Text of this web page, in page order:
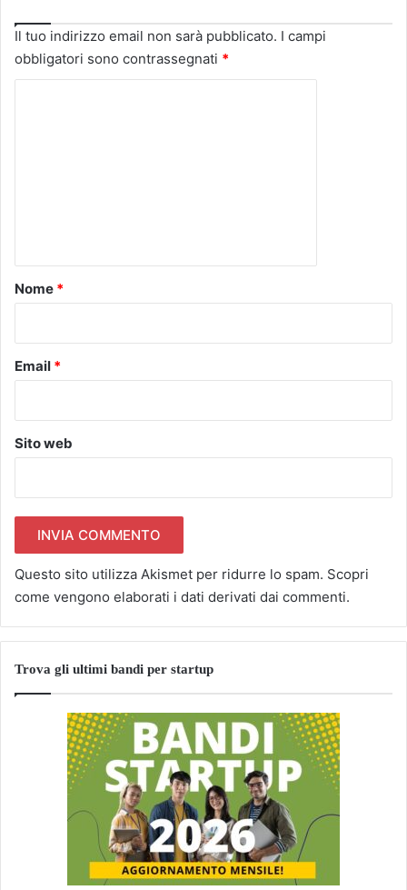
Il tuo indirizzo email non sarà pubblicato. I campi
obbligatori sono contrassegnati *
o
Nome *
Email *
Sito web
Questo sito utilizza Akismet per ridurre lo spam. Scopri
come vengono elaborati i dati derivati dai commenti.
Trova gli ultimi bandi per startup